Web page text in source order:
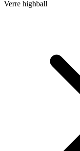
Verre highball